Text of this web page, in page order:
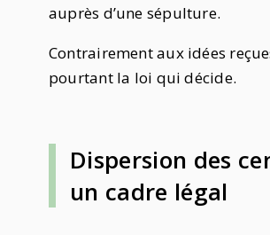
auprès d’une sépulture.
Contrairement aux idées
pourtant la loi qui décide.
Dispersion des
un cadre légal